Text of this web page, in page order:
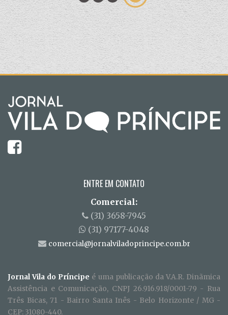
ENTRE EM CONTATO
Comercial:
(31) 3658-7945
(31) 97177-4048
comercial@jornalviladoprincipe.com.br
Jornal Vila do Príncipe é uma publicação da V.A.R. Dinãmica
Assistência e Comunicação, CNPJ 26.916.918/0001-79 - Rua
Três Bicas, 71 - Bairro Santa Inês - Belo Horizonte / MG -
CEP: 31080-440.